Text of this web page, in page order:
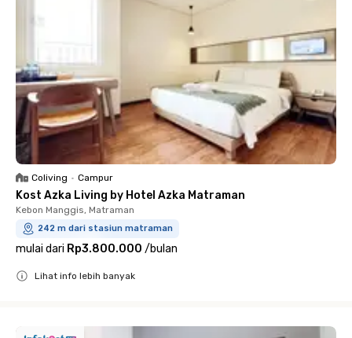
Coliving • Campur
Kost Azka Living by Hotel Azka Matraman
Kebon Manggis, Matraman
242 m dari stasiun matraman
mulai dari Rp3.800.000 /bulan
Lihat info lebih banyak